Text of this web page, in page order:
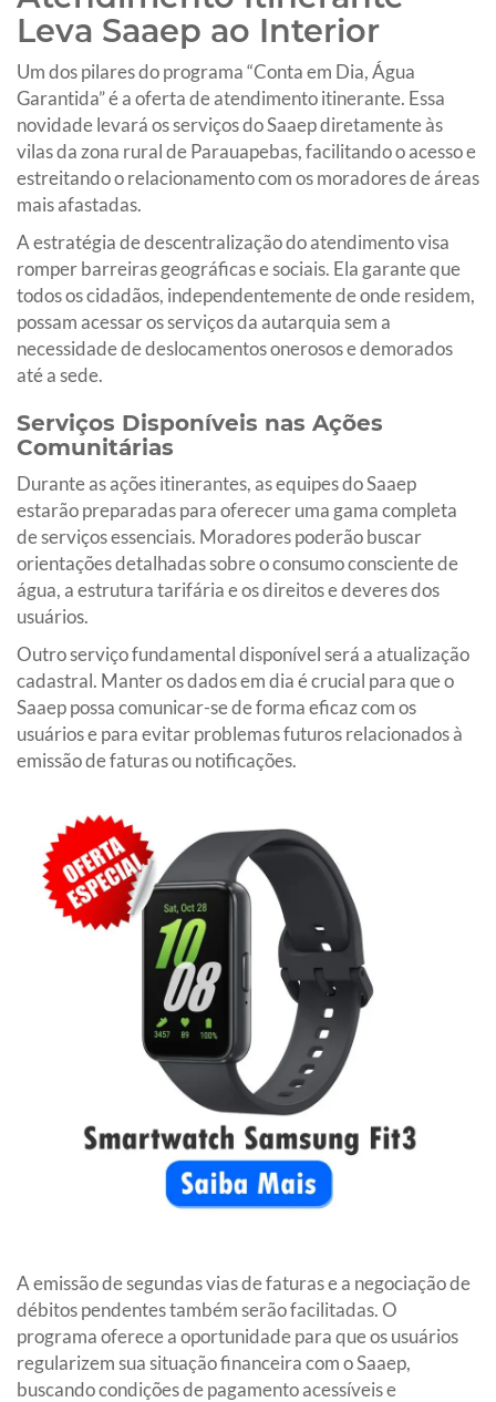
Leva Saaep ao Interior
Um dos pilares do programa “Conta em Dia, Água
Garantida” é a oferta de atendimento itinerante. Essa
novidade levará os serviços do Saaep diretamente às
vilas da zona rural de Parauapebas, facilitando o acesso e
estreitando o relacionamento com os moradores de áreas
mais afastadas.
A estratégia de descentralização do atendimento visa
romper barreiras geográficas e sociais. Ela garante que
todos os cidadãos, independentemente de onde residem,
possam acessar os serviços da autarquia sem a
necessidade de deslocamentos onerosos e demorados
até a sede.
Serviços Disponíveis nas Ações
Comunitárias
Durante as ações itinerantes, as equipes do Saaep
estarão preparadas para oferecer uma gama completa
de serviços essenciais. Moradores poderão buscar
orientações detalhadas sobre o consumo consciente de
água, a estrutura tarifária e os direitos e deveres dos
usuários.
Outro serviço fundamental disponível será a atualização
cadastral. Manter os dados em dia é crucial para que o
Saaep possa comunicar-se de forma eficaz com os
usuários e para evitar problemas futuros relacionados à
emissão de faturas ou notificações.
A emissão de segundas vias de faturas e a negociação de
débitos pendentes também serão facilitadas. O
programa oferece a oportunidade para que os usuários
regularizem sua situação financeira com o Saaep,
buscando condições de pagamento acessíveis e